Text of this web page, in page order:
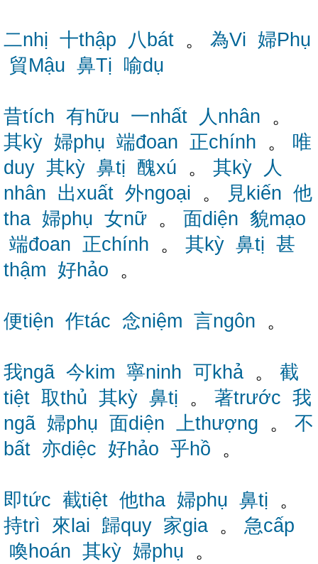
二nhị 十thập 八bát 。 為Vi 婦Phụ
貿Mậu 鼻Tị 喻dụ
昔tích 有hữu 一nhất 人nhân 。
其kỳ 婦phụ 端đoan 正chính 。 唯
duy 其kỳ 鼻tị 醜xú 。 其kỳ
人
nhân 出xuất 外ngoại 。 見kiến 他
tha 婦phụ 女nữ 。 面diện 貌mạo
端đoan 正chính 。 其kỳ 鼻tị 甚
thậm 好hảo 。
便tiện 作tác 念niệm 言ngôn 。
我ngã 今kim 寧ninh 可khả 。 截
tiệt 取thủ 其kỳ 鼻tị 。 著trước 我
ngã 婦phụ 面diện 上thượng 。 不
bất 亦diệc 好hảo 乎hồ 。
即tức 截tiệt 他tha 婦phụ 鼻tị 。
持trì
來lai 歸quy 家gia 。 急cấp
喚hoán 其kỳ 婦phụ 。